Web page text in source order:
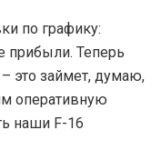
по графику:
прибыли. Теперь
это займет, думаю,
оперативную
наши F-16